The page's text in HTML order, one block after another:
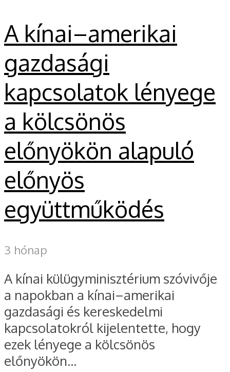
A kínai–amerikai
gazdasági
kapcsolatok lényege
a kölcsönös
előnyökön alapuló
előnyös
együttműködés
3 hónap
A kínai külügyminisztérium szóvivője
a napokban a kínai–amerikai
gazdasági és kereskedelmi
kapcsolatokról kijelentette, hogy
ezek lényege a kölcsönös
előnyökön...